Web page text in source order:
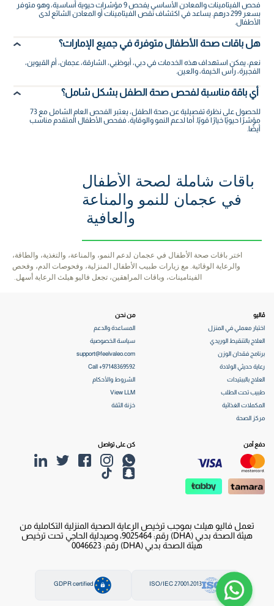
فحص الفيتامينات والمعادن الأساسي يفحص 9 مؤشرات حيوية أساسية، وهو متوفر
بسعر 299 درهم. يساعد في اكتشاف نقص الفيتامينات أو المعادن الشائع لدى
الأطفال.
هل باقات صحة الأطفال متوفرة في جميع الإمارات؟
نعم، يمكن استهداف هذه الخدمات في دبي، أبوظبي، الشارقة، عجمان، أم القيوين،
الفجيرة، رأس الخيمة، والعين.
أي باقة مناسبة لفحص صحة الطفل بشكل شامل؟
للحصول على نظرة تفصيلية عن صحة الطفل، يعتبر الفحص العام الشامل مع 73
مؤشرًا حيويًا خيارًا قويًا. أما لدعم النمو والوقاية، ففحص الأطفال المتقدم مناسب
أيضًا.
باقات شاملة لصحة الأطفال
في عجمان للنمو والمناعة
والعافية
اختر باقات صحة الأطفال في عجمان لدعم النمو، والمناعة، والتغذية، والطاقة،
والرعاية الوقائية. مع زيارات طبيب الأطفال المنزلية، وفحوصات الدم، وفحص
الفيتامينات، وباقات المراهقين، تجعل فاليو هيلث الرعاية أسهل.
ڤاليو
اختبار معملي في المنزل
العلاج بالتنقيط الوريدي
برنامج فقدان الوزن
رعاية حديثي الولادة
العلاج بالببتيدات
طبيب تحت الطلب
المكملات الغذائية
مركز الصحة
من نحن
المساعدة والدعم
سياسة الخصوصية
support@feelvaleo.com
Call +97148369592
الشروط والأحكام
View LLM
خزنة الثقة
دفع آمن كن على تواصل
تعمل فاليو هيلث بموجب ترخيص الرعاية الصحية المنزلية التكاملية من
هيئة الصحة بدبي (DHA) رقم: 9025464، وصيدلية الحاجي تحت ترخيص
هيئة الصحة بدبي (DHA) رقم: 0046623
ISO/IEC 27001:2013
GDPR certified